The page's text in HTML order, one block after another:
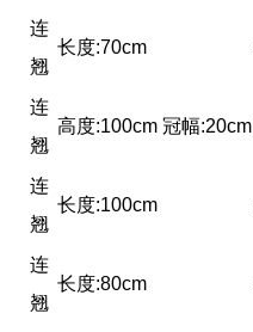
连
翘
长度:70cm
连
翘
高度:100cm 冠幅:20cm
连
翘
长度:100cm
连
翘
长度:80cm